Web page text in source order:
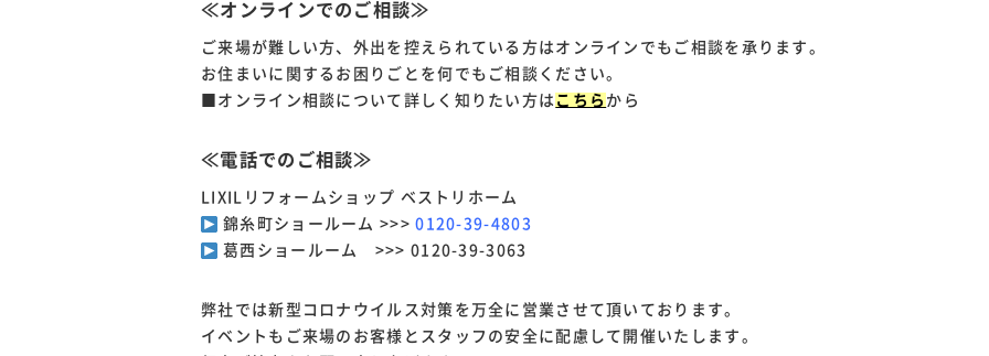
≪オンラインでのご相談≫
ご来場が難しい方、外出を控えられている方はオンラインでもご相談を承ります。
お住まいに関するお困りごとを何でもご相談ください。
■オンライン相談について詳しく知りたい方は こちら から
≪電話でのご相談≫
LIXILリフォームショップ ベストリホーム
錦糸町ショールーム >>>0120-39-4803
葛西ショールーム >>> 0120-39-3063
弊社では新型コロナウイルス対策を万全に営業させて頂いております。
イベントもご来場のお客様とスタッフの安全に配慮して開催いたします。